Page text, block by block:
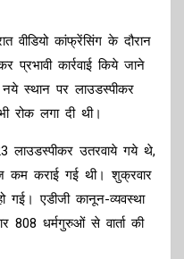
वीडियो कांफ्रेंसिंग के दौरान
प्रभावी कार्रवाई किये जाने
स्थान पर लाउडस्पीकर
रोक लगा दी थी।
लाउडस्पीकर उतरवाये गये थे,
कम कराई गई थी। शुक्रवार
गई। एडीजी कानून-व्यवस्था
808 धर्मगुरुओं से वार्ता की